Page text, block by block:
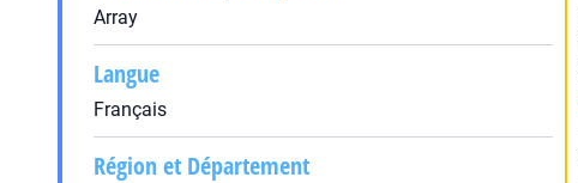
Array
Langue
Français
Région et Département